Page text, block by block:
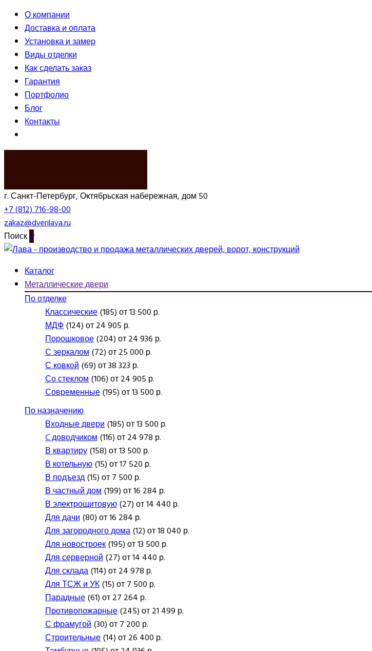
О компании
Доставка и оплата
Установка и замер
Виды отделки
Как сделать заказ
Гарантия
Портфолио
Блог
Контакты
г. Санкт-Петербург, Октябрьская набережная, дом 50
+7 (812) 716-98-00
zakaz@dverilava.ru
Поиск0
Каталог
Металлические двери
По отделке
Классические(185) от 13 500 р.
МДФ(124) от 24 905 р.
Порошковое(204) от 24 936 р.
С зеркалом(72) от 25 000 р.
С ковкой(69) от 38 323 р.
Со стеклом(106) от 24 905 р.
Современные(195) от 13 500 р.
По назначению
Входные двери(185) от 13 500 р.
C доводчиком(116) от 24 978 р.
В квартиру(158) от 13 500 р.
В котельную(15) от 17 520 р.
В подъезд(15) от 7 500 р.
В частный дом(199) от 16 284 р.
В электрощитовую(27) от 14 440 р.
Для дачи(80) от 16 284 р.
Для загородного дома(12) от 18 040 р.
Для новостроек(195) от 13 500 р.
Для серверной(27) от 14 440 р.
Для склада(114) от 24 978 р.
Для ТСЖ и УК(15) от 7 500 р.
Парадные(61) от 27 264 р.
Противопожарные(245) от 21 499 р.
С фрамугой(30) от 7 200 р.
Строительные(14) от 26 400 р.